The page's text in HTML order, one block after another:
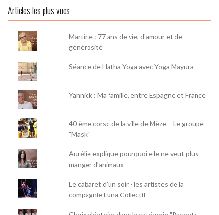
Articles les plus vues
Martine : 77 ans de vie, d'amour et de
générosité
Séance de Hatha Yoga avec Yoga Mayura
Yannick : Ma famille, entre Espagne et France
40 ème corso de la ville de Mèze – Le groupe
"Mask"
Aurélie explique pourquoi elle ne veut plus
manger d’animaux
Le cabaret d'un soir - les artistes de la
compagnie Luna Collectif